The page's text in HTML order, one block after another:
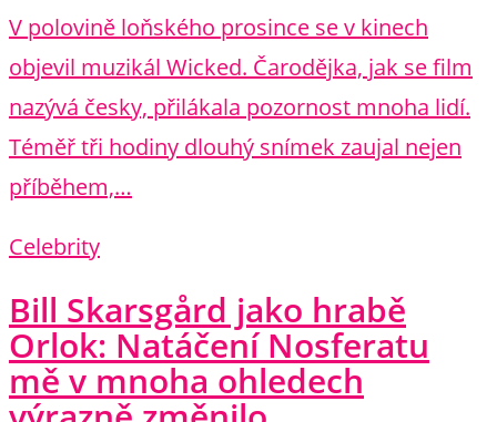
V polovině loňského prosince se v kinech
objevil muzikál Wicked. Čarodějka, jak se film
nazývá česky, přilákala pozornost mnoha lidí.
Téměř tři hodiny dlouhý snímek zaujal nejen
příběhem,…
Celebrity
Bill Skarsgård jako hrabě
Orlok: Natáčení Nosferatu
mě v mnoha ohledech